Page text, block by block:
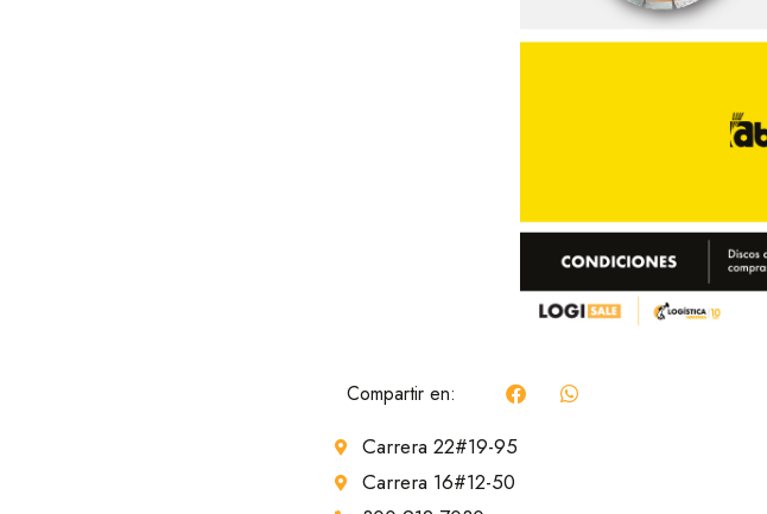
Compartir en:
Carrera 22#19-95
Carrera 16#12-50